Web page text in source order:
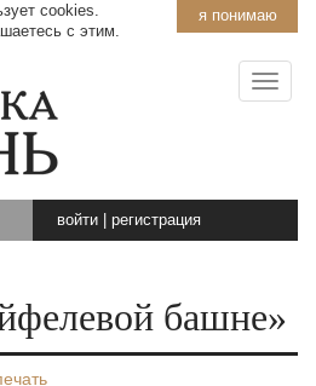
я понимаю
cookies.
с этим.
войти регистрация
башне»